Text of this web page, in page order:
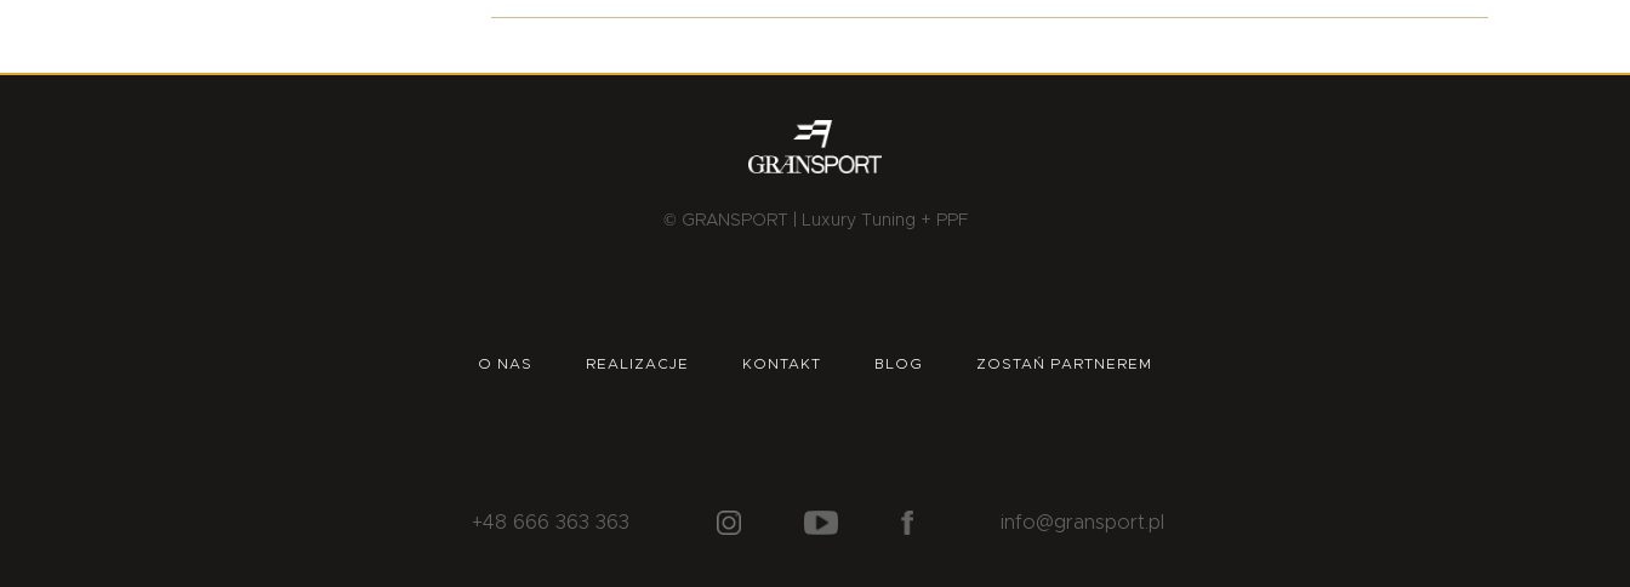
© GRANSPORT | Luxury Tuning + PPF
O NAS REALIZACJE KONTAKT BLOG ZOSTAŃ PARTNEREM
+48 666 363 363 info@gransport.pl